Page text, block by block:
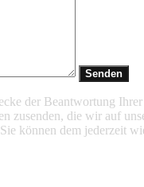
der Beantwortung
zusenden, die wir auf
können dem jederzeit